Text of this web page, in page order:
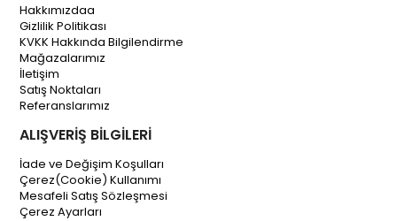
Hakkımızdaa
Gizlilik Politikası
KVKK Hakkında Bilgilendirme
Mağazalarımız
İletişim
Satış Noktaları
Referanslarımız
ALIŞVERİŞ BİLGİLERİ
İade ve Değişim Koşulları
Çerez(Cookie) Kullanımı
Mesafeli Satış Sözleşmesi
Çerez Ayarları